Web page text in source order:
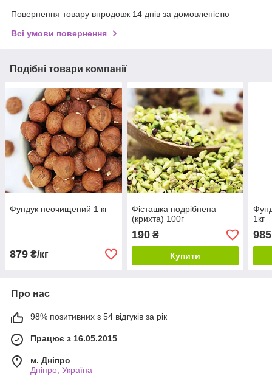
Повернення товару впродовж 14 днів за домовленістю
Всі умови повернення
Подібні товари компанії
Фундук неочищений 1 кг
879 ₴/кг
Фісташка подрібнена
(крихта) 100г
190₴
Купити
1кг
985
Про нас
98% позитивних з 54 відгуків за рік
Працює з 16.05.2015
м. Дніпро
Дніпро, Україна